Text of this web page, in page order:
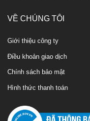
VỀ CHÚNG TÔI
Giới thiệu công ty
Điều khoản giao dịch
Chính sách bảo mật
Hình thức thanh toán